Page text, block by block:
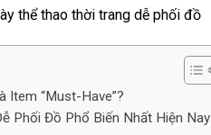
thể thao thời trang dễ phối đồ
Item “Must-Have”?
Phối Đồ Phổ Biến Nhất Hiện Nay